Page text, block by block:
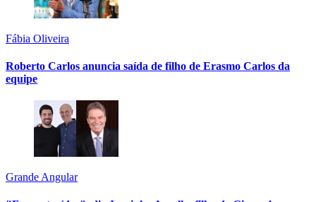
Fábia Oliveira
Roberto Carlos anuncia saída de filho de Erasmo Carlos da
equipe
Grande Angular